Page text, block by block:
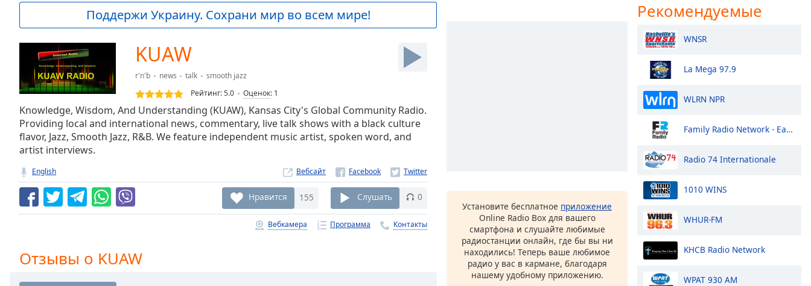
Current
Duration-:-
Stream
TypeLIVE
Seek to
live,
currently
behind
Remaining
Time-
Поддержи Украину. Сохрани мир во всем мире!
KUAW
r'n'b news talk
smooth jazz
Рейтинг:5.0 Оценок: 1
Knowledge, Wisdom, And Understanding (KUAW), Kansas City's Global Community Radio.
Providing local and international news, commentary, live talk shows with a black culture
flavor, Jazz, Smooth Jazz, R&B. We feature independent music artist, spoken word, and
artist interviews.
English Вебсайт
Нравится 155 Слушать 0
Вебкамера Программа Контакты
Отзывы о KUAW
Установите бесплатное приложение
Online Radio Box для вашего
смартфона и слушайте любимые
радиостанции онлайн, где бы вы ни
находились! Теперь ваше любимое
радио у вас в кармане, благодаря
нашему удобному приложению.
Рекомендуемые
WNSR
La Mega 97.9
WLRN NPR
Family Radio Network - East Coast
Radio 74 Internationale
1010 WINS
WHUR-FM
KHCB Radio Network
WPAT 930 AM